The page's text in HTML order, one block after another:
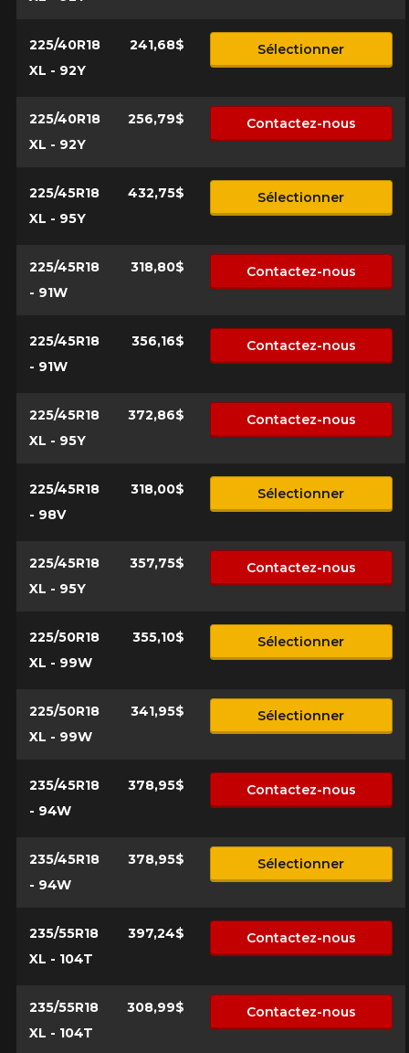
225/40R18
XL - 92Y
241,68$ Sélectionner
225/40R18
XL - 92Y
256,79$ Contactez-nous
225/45R18
XL - 95Y
432,75$ Sélectionner
225/45R18
- 91W
318,80$ Contactez-nous
225/45R18
- 91W
356,16$ Contactez-nous
225/45R18
XL - 95Y
372,86$ Contactez-nous
225/45R18
- 98V
318,00$ Sélectionner
225/45R18
XL - 95Y
357,75$ Contactez-nous
225/50R18
XL - 99W
355,10$ Sélectionner
225/50R18
XL - 99W
341,95$ Sélectionner
235/45R18
- 94W
378,95$ Contactez-nous
235/45R18
- 94W
378,95$ Sélectionner
235/55R18
XL - 104T
397,24$ Contactez-nous
235/55R18
XL - 104T
308,99$ Contactez-nous